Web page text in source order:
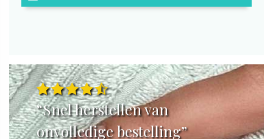
“Snel herstellen van
onvolledige bestelling”